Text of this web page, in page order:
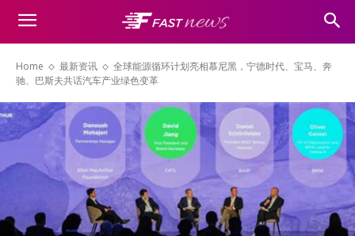
Home 最新资讯
全球能源循环计划亮相慕尼黑，宁德时代、宝马、奔
驰、巴斯夫共话汽车产业绿色变革